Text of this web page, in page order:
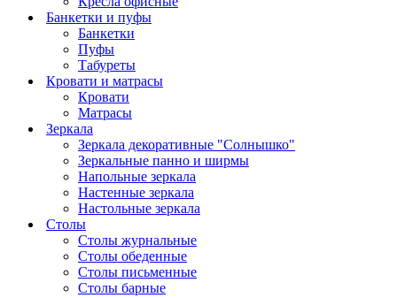
Банкетки и пуфы
Банкетки
Пуфы
Табуреты
Кровати и матрасы
Кровати
Матрасы
Зеркала
Зеркала декоративные "Солнышко"
Зеркальные панно и ширмы
Напольные зеркала
Настенные зеркала
Настольные зеркала
Столы
Столы журнальные
Столы обеденные
Столы письменные
Столы барные